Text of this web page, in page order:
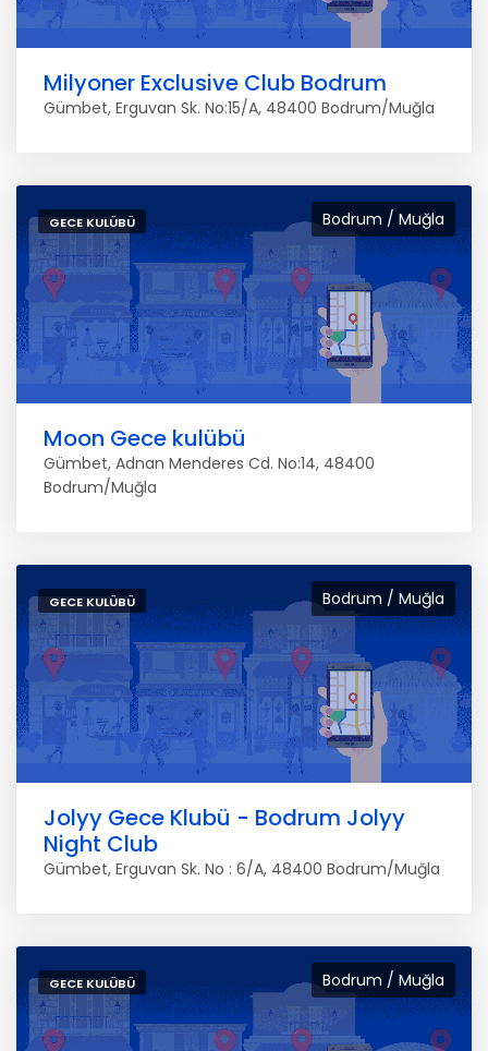
Milyoner Exclusive Club Bodrum
Gümbet, Erguvan Sk. No:15/A, 48400 Bodrum/Muğla
Bodrum / Muğla
GECE KULÜBÜ
Moon Gece kulübü
Gümbet, Adnan Menderes Cd. No:14, 48400
Bodrum/Muğla
Bodrum / Muğla
GECE KULÜBÜ
Jolyy Gece Klubü - Bodrum Jolyy
Night Club
Gümbet, Erguvan Sk. No : 6/A, 48400 Bodrum/Muğla
Bodrum / Muğla
GECE KULÜBÜ